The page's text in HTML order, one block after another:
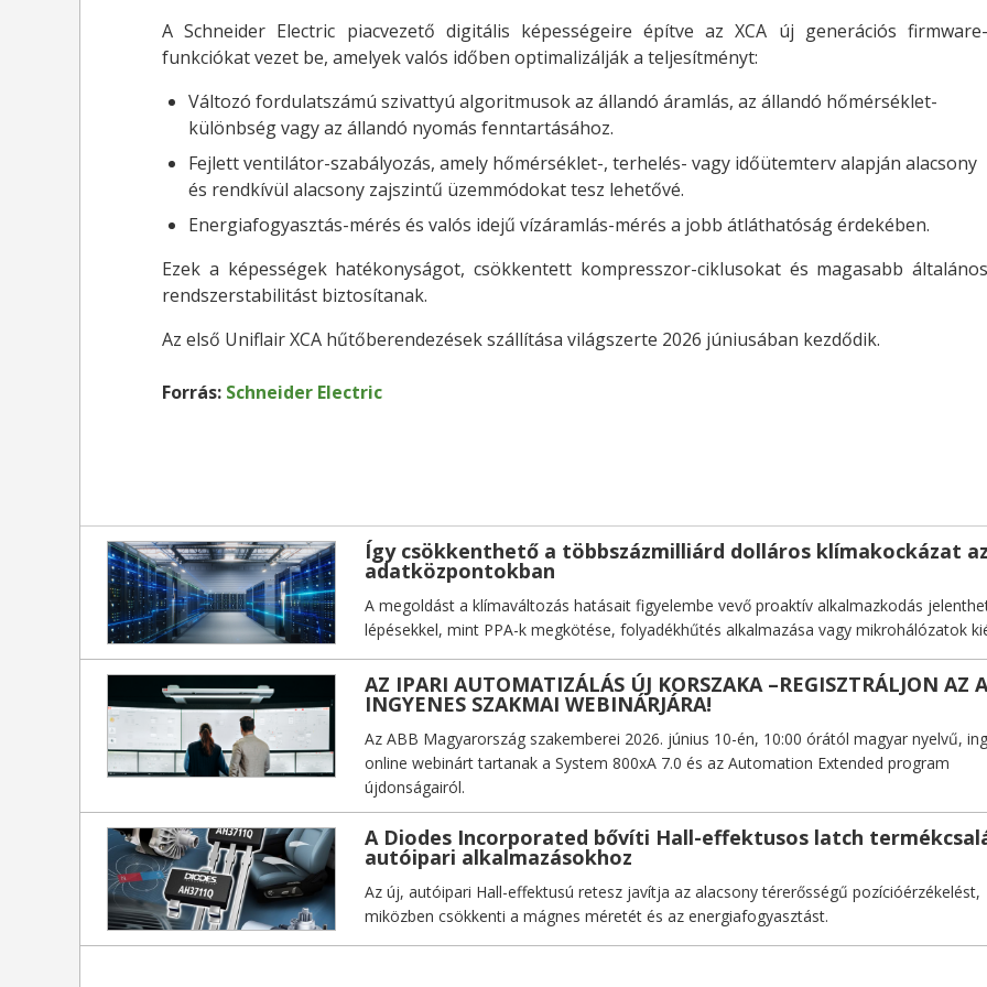
A Schneider Electric piacvezető digitális képességeire építve az XCA új generációs firmware-
funkciókat vezet be, amelyek valós időben optimalizálják a teljesítményt:
Változó fordulatszámú szivattyú algoritmusok az állandó áramlás, az állandó hőmérséklet-
különbség vagy az állandó nyomás fenntartásához.
Fejlett ventilátor-szabályozás, amely hőmérséklet-, terhelés- vagy időütemterv alapján alacsony
és rendkívül alacsony zajszintű üzemmódokat tesz lehetővé.
Energiafogyasztás-mérés és valós idejű vízáramlás-mérés a jobb átláthatóság érdekében.
Ezek a képességek hatékonyságot, csökkentett kompresszor-ciklusokat és magasabb általános
rendszerstabilitást biztosítanak.
Az első Uniflair XCA hűtőberendezések szállítása világszerte 2026 júniusában kezdődik.
Forrás: Schneider Electric
Így csökkenthető a többszázmilliárd dolláros klímakockázat
adatközpontokban
A megoldást a klímaváltozás hatásait figyelembe vevő proaktív alkalmazkodás
lépésekkel, mint PPA-k megkötése, folyadékhűtés alkalmazása vagy mikrohálózatok
AZ IPARI AUTOMATIZÁLÁS ÚJ KORSZAKA –REGISZTRÁLJON AZ
INGYENES SZAKMAI WEBINÁRJÁRA!
Az ABB Magyarország szakemberei 2026. június 10-én, 10:00 órától magyar nyelvű,
online webinárt tartanak a System 800xA 7.0 és az Automation Extended program
újdonságairól.
A Diodes Incorporated bővíti Hall-effektusos latch
autóipari alkalmazásokhoz
Az új, autóipari Hall-effektusú retesz javítja az alacsony térerősségű pozícióérzékelést,
miközben csökkenti a mágnes méretét és az energiafogyasztást.